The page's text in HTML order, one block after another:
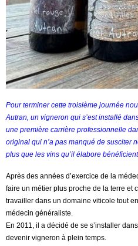
Pour terminer cette troisième journée
Autran, un vigneron qui s’est installé
une première carrière professionnelle
original qui n’a pas manqué de susciter
plus que les vins qu’il élabore
Après des années d’exercice de la
faire un métier plus proche de la terre et
travailler dans un domaine viticole tout
médecin généraliste.
En 2011, il a décidé de se s’installer
devenir vigneron à plein temps.